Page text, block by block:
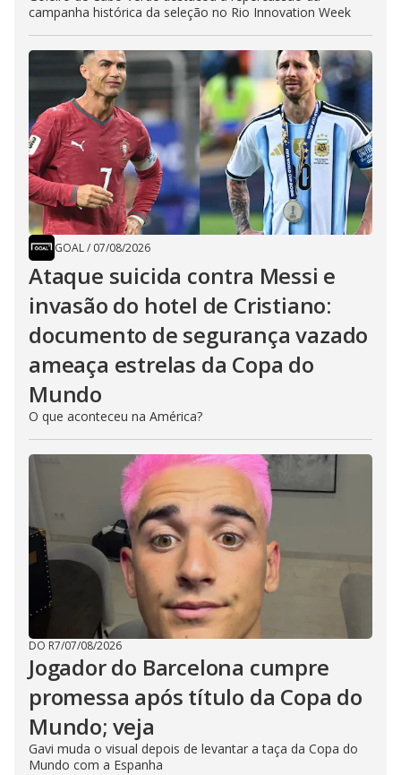
campanha histórica da seleção no Rio Innovation Week
GOAL/ 07/08/2026
Ataque suicida contra Messi e
invasão do hotel de Cristiano:
documento de segurança vazado
ameaça estrelas da Copa do
Mundo
O que aconteceu na América?
DO R7/07/08/2026
Jogador do Barcelona cumpre
promessa após título da Copa do
Mundo; veja
Gavi muda o visual depois de levantar a taça da Copa do
Mundo com a Espanha